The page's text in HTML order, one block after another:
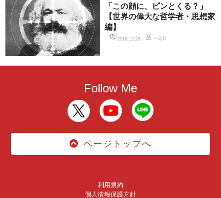
「この顔に、ピンとくる？」
【世界の偉大な哲学者・思想家
編】
2016.12.28 一等兵
Follow Me
ページトップへ
利用規約
個人情報保護方針